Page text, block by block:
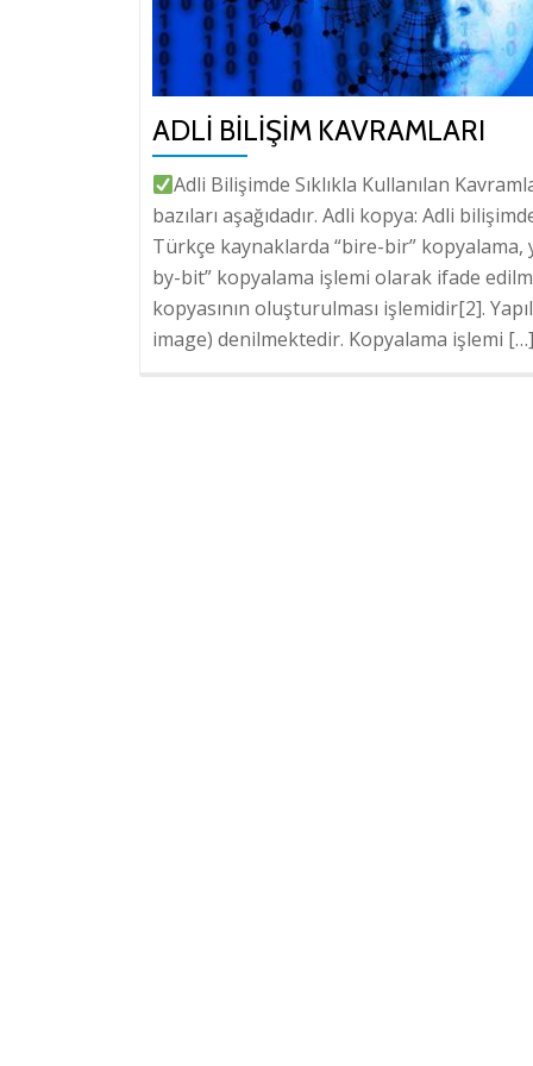
ADLI BILIŞIM KAVRAMLARI
Adli Bilişimde Sıklıkla Kullanılan
bazıları aşağıdadır. Adli kopya: Adli
Türkçe kaynaklarda “bire-bir” kopyalama,
by-bit” kopyalama işlemi olarak ifade
kopyasının oluşturulması işlemidir[2].
image) denilmektedir. Kopyalama işlemi […]